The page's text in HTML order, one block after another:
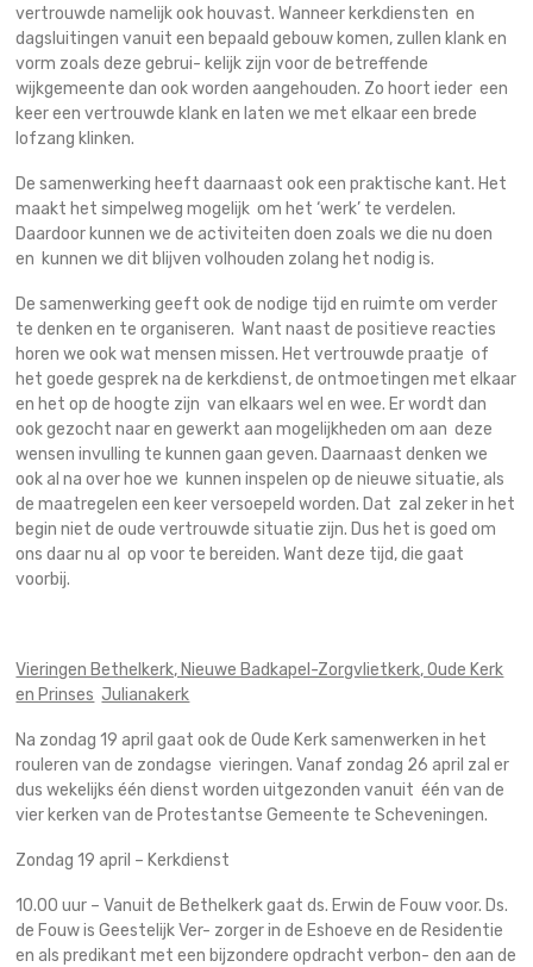
vertrouwde namelijk ook houvast. Wanneer kerkdiensten en
dagsluitingen vanuit een bepaald gebouw komen, zullen klank en
vorm zoals deze gebrui- kelijk zijn voor de betreffende
wijkgemeente dan ook worden aangehouden. Zo hoort ieder een
keer een vertrouwde klank en laten we met elkaar een brede
lofzang klinken.
De samenwerking heeft daarnaast ook een praktische kant. Het
maakt het simpelweg mogelijk om het ‘werk’ te verdelen.
Daardoor kunnen we de activiteiten doen zoals we die nu doen
en kunnen we dit blijven volhouden zolang het nodig is.
De samenwerking geeft ook de nodige tijd en ruimte om verder
te denken en te organiseren. Want naast de positieve reacties
horen we ook wat mensen missen. Het vertrouwde praatje of
het goede gesprek na de kerkdienst, de ontmoetingen met elkaar
en het op de hoogte zijn van elkaars wel en wee. Er wordt dan
ook gezocht naar en gewerkt aan mogelijkheden om aan deze
wensen invulling te kunnen gaan geven. Daarnaast denken we
ook al na over hoe we kunnen inspelen op de nieuwe situatie, als
de maatregelen een keer versoepeld worden. Dat zal zeker in het
begin niet de oude vertrouwde situatie zijn. Dus het is goed om
ons daar nu al op voor te bereiden. Want deze tijd, die gaat
voorbij.
Vieringen Bethelkerk, Nieuwe Badkapel-Zorgvlietkerk, Oude Kerk
en Prinses Julianakerk
Na zondag 19 april gaat ook de Oude Kerk samenwerken in het
rouleren van de zondagse vieringen. Vanaf zondag 26 april zal er
dus wekelijks één dienst worden uitgezonden vanuit één van de
vier kerken van de Protestantse Gemeente te Scheveningen.
Zondag 19 april – Kerkdienst
10.00 uur – Vanuit de Bethelkerk gaat ds. Erwin de Fouw voor. Ds.
de Fouw is Geestelijk Ver- zorger in de Eshoeve en de Residentie
en als predikant met een bijzondere opdracht verbon- den aan de